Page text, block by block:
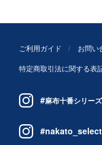
ご利用ガイド お問い
特定商取引法に関する表
#麻布十番シリーズ